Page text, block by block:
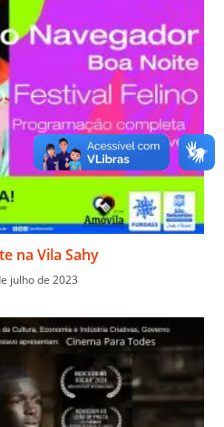
na Vila Sahy
julho de 2023